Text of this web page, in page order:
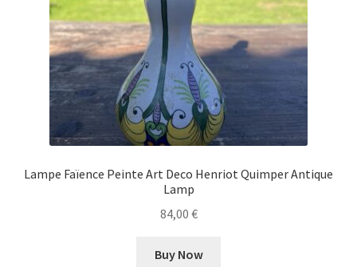
Lampe Faïence Peinte Art Deco Henriot Quimper Antique
Lamp
84,00 €
Buy Now